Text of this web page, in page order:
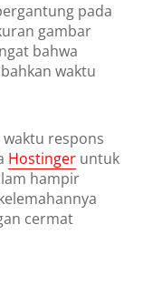
pada
gambar
bahwa
waktu
waktu respons
Hostinger untuk
hampir
cermat